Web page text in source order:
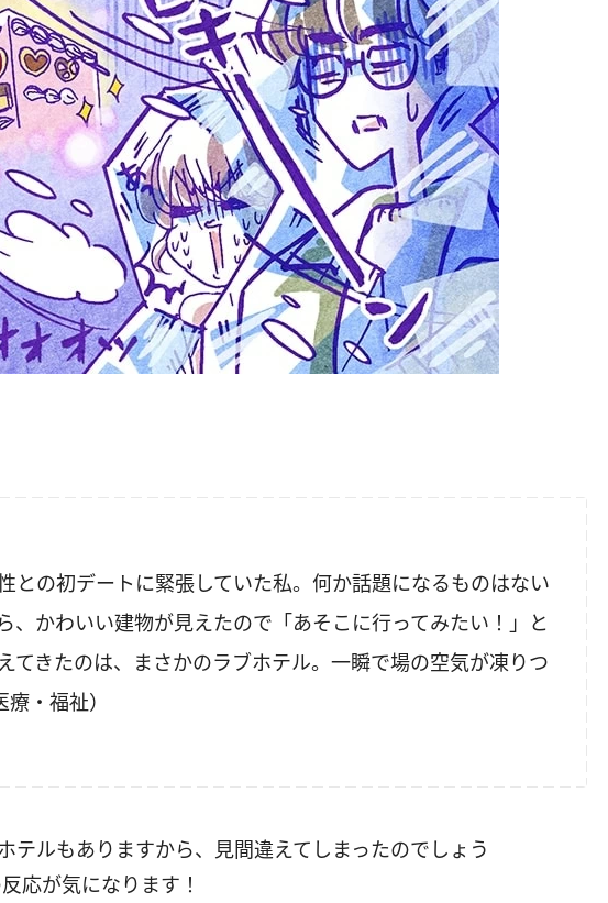
との初デートに緊張していた私。何か話題になるものはない
、かわいい建物が見えたので「あそこに行ってみたい！」と
てきたのは、まさかのラブホテル。一瞬で場の空気が凍りつ
・福祉）
テルもありますから、見間違えてしまったのでしょう
が気になります！